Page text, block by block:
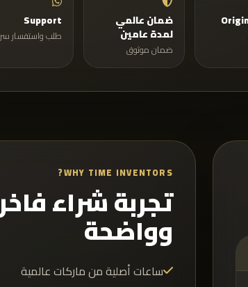
ضمان عالمي
لمدة عامين
ضمان موثوق
Support
طلب واستفسار
WHY TIME INVENTORS?
تجربة شراء
وواضحة
ساعات أصلية من ماركات عالمية